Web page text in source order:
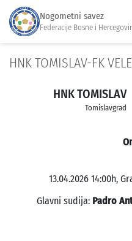
Nogometni savez
Federacije Bosne i
HNK TOMISLAV-FK
HNK TOMISLAV
Tomislavgrad
13.04.2026 14:00h,
Glavni sudija: Padro